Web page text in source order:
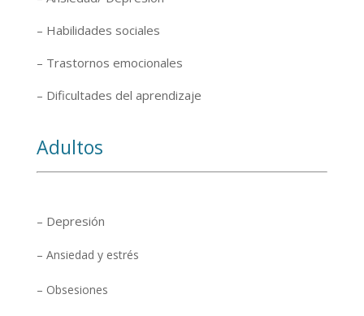
– Habilidades sociales
– Trastornos emocionales
– Dificultades del aprendizaje
Adultos
– Depresión
– Ansiedad y estrés
– Obsesiones